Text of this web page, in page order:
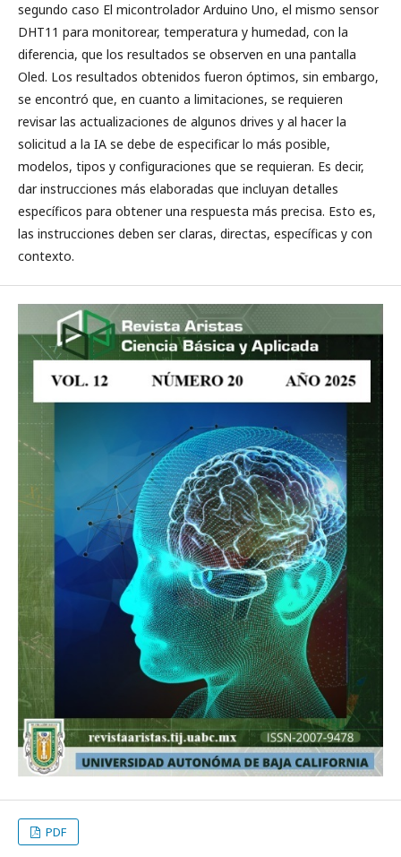
segundo caso El micontrolador Arduino Uno, el mismo sensor
DHT11 para monitorear, temperatura y humedad, con la
diferencia, que los resultados se observen en una pantalla
Oled. Los resultados obtenidos fueron óptimos, sin embargo,
se encontró que, en cuanto a limitaciones, se requieren
revisar las actualizaciones de algunos drives y al hacer la
solicitud a la IA se debe de especificar lo más posible,
modelos, tipos y configuraciones que se requieran. Es decir,
dar instrucciones más elaboradas que incluyan detalles
específicos para obtener una respuesta más precisa. Esto es,
las instrucciones deben ser claras, directas, específicas y con
contexto.
PDF